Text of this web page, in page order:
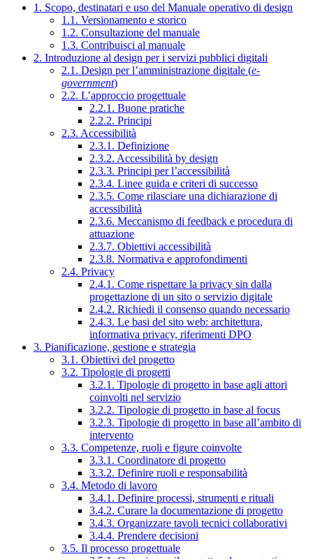
1. Scopo, destinatari e uso del Manuale operativo di design
1.1. Versionamento e storico
1.2. Consultazione del manuale
1.3. Contribuisci al manuale
2. Introduzione al design per i servizi pubblici digitali
2.1. Design per l’amministrazione digitale (e-
government)
2.2. L’approccio progettuale
2.2.1. Buone pratiche
2.2.2. Principi
2.3. Accessibilità
2.3.1. Definizione
2.3.2. Accessibilità by design
2.3.3. Principi per l’accessibilità
2.3.4. Linee guida e criteri di successo
2.3.5. Come rilasciare una dichiarazione di
accessibilità
2.3.6. Meccanismo di feedback e procedura di
attuazione
2.3.7. Obiettivi accessibilità
2.3.8. Normativa e approfondimenti
2.4. Privacy
2.4.1. Come rispettare la privacy sin dalla
progettazione di un sito o servizio digitale
2.4.2. Richiedi il consenso quando necessario
2.4.3. Le basi del sito web: architettura,
informativa privacy, riferimenti DPO
3. Pianificazione, gestione e strategia
3.1. Obiettivi del progetto
3.2. Tipologie di progetti
3.2.1. Tipologie di progetto in base agli attori
coinvolti nel servizio
3.2.2. Tipologie di progetto in base al focus
3.2.3. Tipologie di progetto in base all’ambito di
intervento
3.3. Competenze, ruoli e figure coinvolte
3.3.1. Coordinatore di progetto
3.3.2. Definire ruoli e responsabilità
3.4. Metodo di lavoro
3.4.1. Definire processi, strumenti e rituali
3.4.2. Curare la documentazione di progetto
3.4.3. Organizzare tavoli tecnici collaborativi
3.4.4. Prendere decisioni
3.5. Il processo progettuale